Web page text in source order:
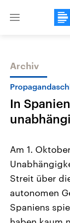
Close
Themen
Landtagswahl
2026
Alle Informationen
Sachsen-Anhalt
September 2026
Landtag. Seit
Bundesland von
Archiv
In
Am 1.
Streit über
autonomen
Spaniens